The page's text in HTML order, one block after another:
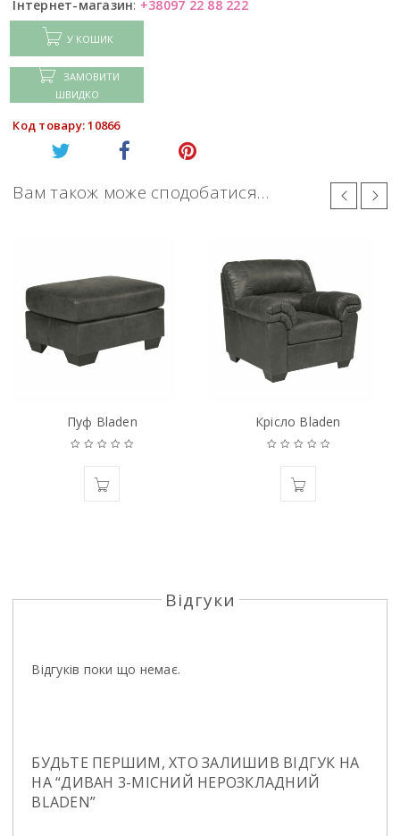
Інтернет-магазин: +38097 22 88 222
У КОШИК
ЗАМОВИТИ
ШВИДКО
Код товару: 10866
Вам також може сподобатися…
Пуф Bladen Крiсло Bladen
Відгуки
Відгуків поки що немає.
БУДЬТЕ ПЕРШИМ, ХТО ЗАЛИШИВ ВІДГУК НА
НА “ДИВАН 3-МIСНИЙ НЕРОЗКЛАДНИЙ
BLADEN”